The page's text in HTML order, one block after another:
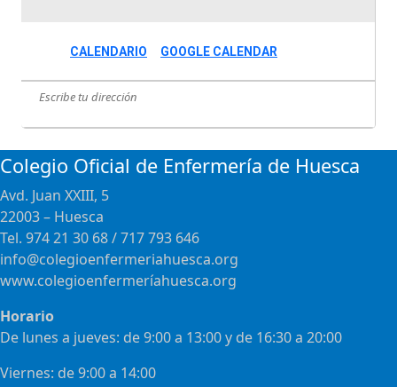
CALENDARIO GOOGLE CALENDAR
Colegio Oficial de Enfermería de Huesca
Avd. Juan XXIII, 5
22003 – Huesca
Tel. 974 21 30 68 / 717 793 646
info@colegioenfermeriahuesca.org
www.colegioenfermeríahuesca.org
Horario
De lunes a jueves: de 9:00 a 13:00 y de 16:30 a 20:00
Viernes: de 9:00 a 14:00